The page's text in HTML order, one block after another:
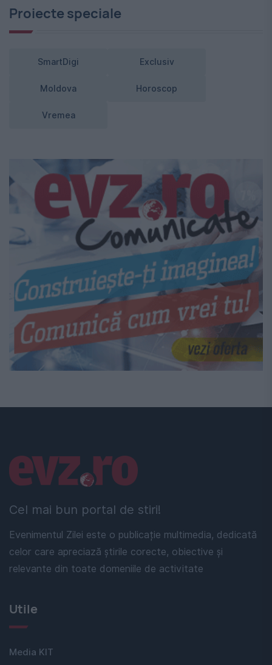
Proiecte speciale
SmartDigi Exclusiv
Moldova Horoscop
Vremea
Cel mai bun portal de stiri!
Evenimentul Zilei este o publicație multimedia, dedicată
celor care apreciază știrile corecte, obiective și
relevante din toate domeniile de activitate
Linkuri utile
Utile
Media KIT